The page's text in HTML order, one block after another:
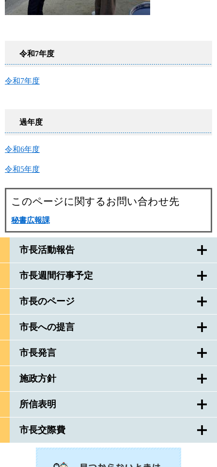
市長活動報告
市長週間行事予定
市長のページ
市長への提言
市長発言
施政方針
所信表明
市長交際費
令和7年度
令和7年度
過年度
令和6年度
令和5年度
このページに関するお問い合わせ先
秘書広報課